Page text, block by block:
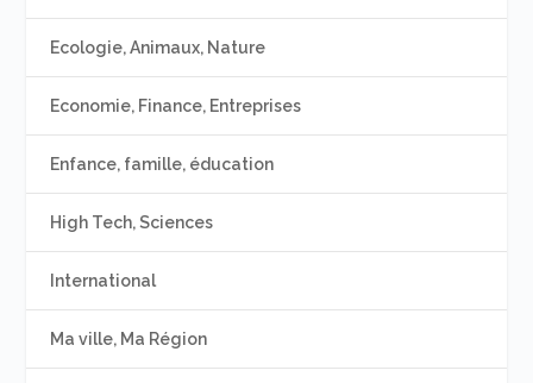
Ecologie, Animaux, Nature
Economie, Finance, Entreprises
Enfance, famille, éducation
High Tech, Sciences
International
Ma ville, Ma Région